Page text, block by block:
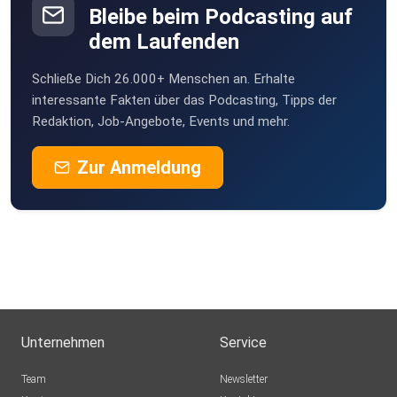
Bleibe beim Podcasting auf
dem Laufenden
Schließe Dich 26.000+ Menschen an. Erhalte
interessante Fakten über das Podcasting, Tipps der
Redaktion, Job-Angebote, Events und mehr.
Zur Anmeldung
Unternehmen
Team
Service
Newsletter